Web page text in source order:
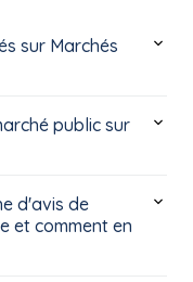
sur Marchés
public sur
d'avis de
et comment en